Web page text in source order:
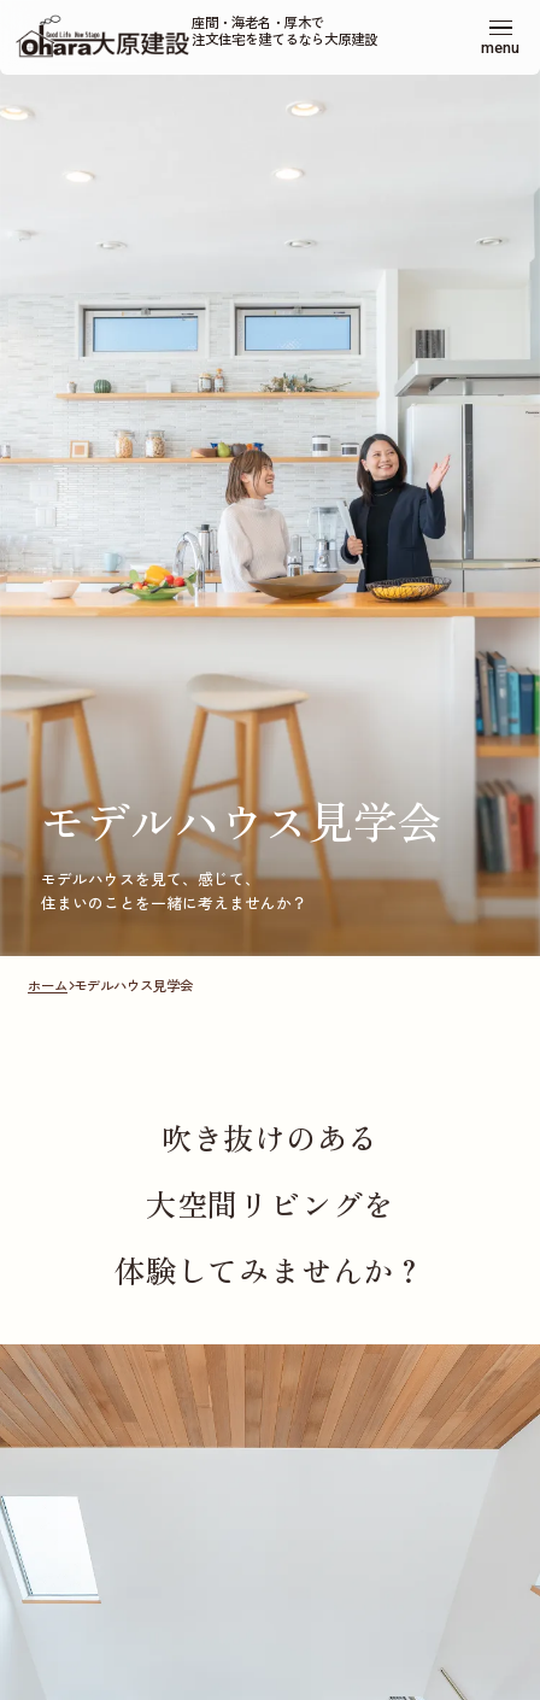
座間・海老名・厚木で
注文住宅を建てるなら大原建設
menu
モデルハウス見学会
モデルハウスを見て、感じて、
住まいのことを一緒に考えませんか？
ホーム モデルハウス見学会
吹き抜けのある
大空間リビングを
体験してみませんか？